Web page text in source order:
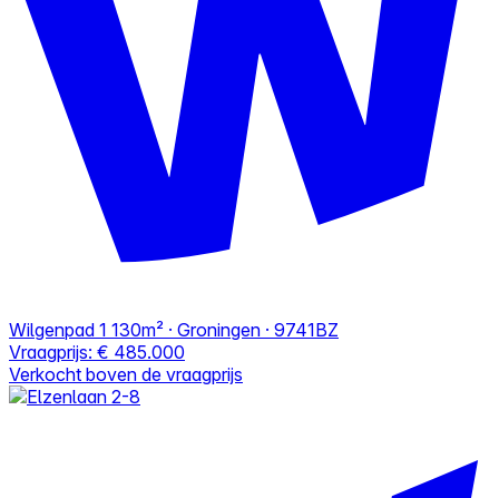
Wilgenpad 1 130m² · Groningen · 9741BZ
Vraagprijs: € 485.000
Verkocht boven de vraagprijs